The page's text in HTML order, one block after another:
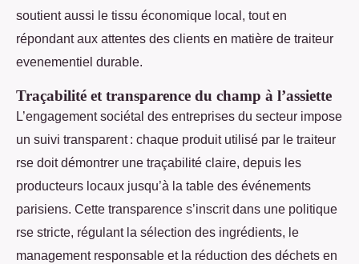
soutient aussi le tissu économique local, tout en
répondant aux attentes des clients en matière de traiteur
evenementiel durable.
Traçabilité et transparence du champ à l’assiette
L’engagement sociétal des entreprises du secteur impose
un suivi transparent : chaque produit utilisé par le traiteur
rse doit démontrer une traçabilité claire, depuis les
producteurs locaux jusqu’à la table des événements
parisiens. Cette transparence s’inscrit dans une politique
rse stricte, régulant la sélection des ingrédients, le
management responsable et la réduction des déchets en